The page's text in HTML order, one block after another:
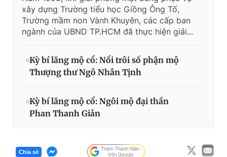
xây dựng Trường tiểu học Giồng Ông Tố,
Trường mầm non Vành Khuyên, các cấp ban
ngành của UBND TP.HCM đã thực hiện giải...
Kỳ bí lăng mộ cổ: Nổi trôi số phận mộ
Thượng thư Ngô Nhân Tịnh
Kỳ bí lăng mộ cổ: Ngôi mộ đại thần
Phan Thanh Giản
Chia sẻ